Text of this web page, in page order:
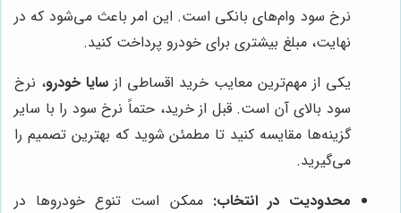
نرخ سود وام‌های بانکی است. این امر باعث می‌شود که در
نهایت، مبلغ بیشتری برای خودرو پرداخت کنید.
یکی از مهم‌ترین معایب خرید اقساطی از سایا خودرو، نرخ
سود بالای آن است. قبل از خرید، حتماً نرخ سود را با سایر
گزینه‌ها مقایسه کنید تا مطمئن شوید که بهترین تصمیم را
می‌گیرید.
محدودیت در انتخاب: ممکن است تنوع خودروها در